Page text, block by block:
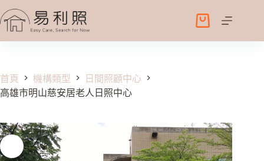
至
容
購
物
首頁 機構類型
日間照顧中心
高雄市明山慈安居老人日照中心